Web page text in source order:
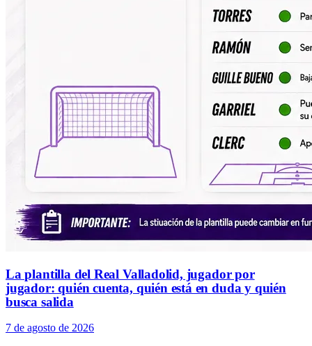
La plantilla del Real Valladolid, jugador por
jugador: quién cuenta, quién está en duda y quién
busca salida
7 de agosto de 2026